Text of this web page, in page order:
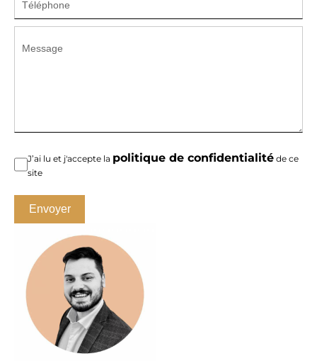
J’ai lu et j'accepte la politique de confidentialité de ce
site
Envoyer